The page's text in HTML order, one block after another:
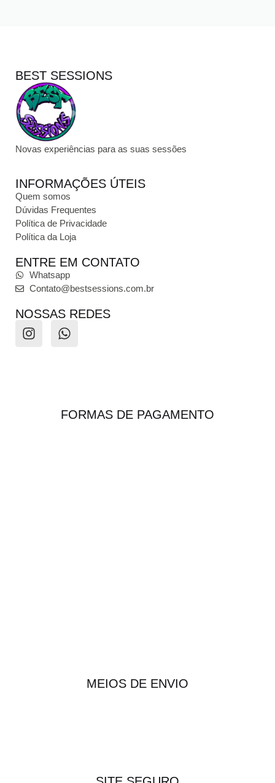
BEST SESSIONS
Novas experiências para as suas sessões
INFORMAÇÕES ÚTEIS
Quem somos
Dúvidas Frequentes
Política de Privacidade
Política da Loja
ENTRE EM CONTATO
Whatsapp
Contato@bestsessions.com.br
NOSSAS REDES
FORMAS DE PAGAMENTO
MEIOS DE ENVIO